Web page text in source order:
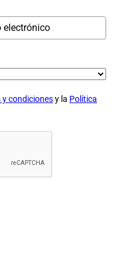
y condicionesy la Política